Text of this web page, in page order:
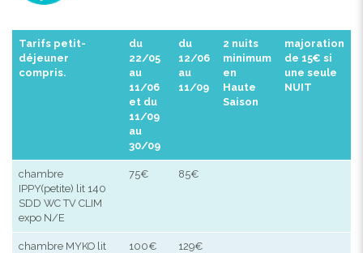
Tarifs petit-
déjeuner
compris.
du
22/05
au
11/06
et du
11/09
au
30/09
du
12/06
au
11/09
2 nuits
minimum
en
Haute
Saison
majoration
de 15€ si
une seule
NUIT
chambre
IPPY(petite) lit 140
SDD WC TV CLIM
expo N/E
75€ 85€
chambre MYKO lit
100€ 129€